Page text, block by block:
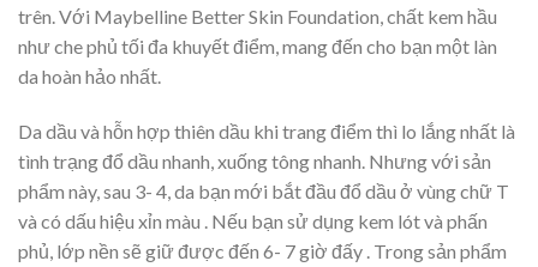
trên. Với Maybelline Better Skin Foundation, chất kem hầu
như che phủ tối đa khuyết điểm, mang đến cho bạn một làn
da hoàn hảo nhất.
Da dầu và hỗn hợp thiên dầu khi trang điểm thì lo lắng nhất là
tình trạng đổ dầu nhanh, xuống tông nhanh. Nhưng với sản
phẩm này, sau 3- 4, da bạn mới bắt đầu đổ dầu ở vùng chữ T
và có dấu hiệu xỉn màu . Nếu bạn sử dụng kem lót và phấn
phủ, lớp nền sẽ giữ được đến 6- 7 giờ đấy . Trong sản phẩm